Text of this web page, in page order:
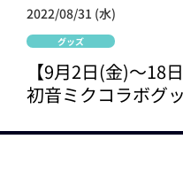
2022/08/31 (水)
グッズ
【9月2日(金)～18
初音ミクコラボグ